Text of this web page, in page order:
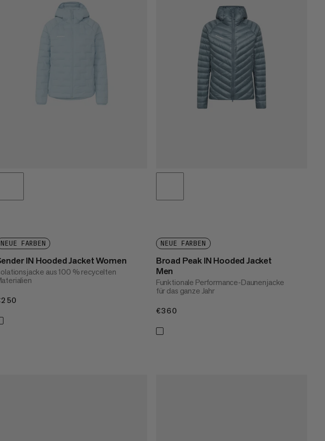
HÖCHSTER PREIS
NEUHEITEN
BEWERTUNG
NEUE FARBEN
IN Hooded Jacket Women
aus 100 % recycelten
NEUE FARBEN
Broad Peak IN Hooded Jacket
Men
Funktionale Performance-Daunenjacke
für das ganze Jahr
€360